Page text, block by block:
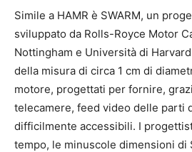
Simile a HAMR è SWARM, un
sviluppato da Rolls-Royce Motor
Nottingham e Università di
della misura di circa 1 cm di
motore, progettati per fornire,
telecamere, feed video delle parti
difficilmente accessibili. I
tempo, le minuscole dimensioni di